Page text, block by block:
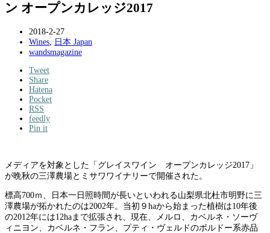
ン オープンカレッジ2017
2018-2-27
Wines
日本 Japan
wandsmagazine
Tweet
Share
Hatena
Pocket
RSS
feedly
Pin it
メディアを対象とした「グレイスワイン オープンカレッジ2017」
が晩秋の三澤農場とミサワワイナリーで開催された。
標高700ｍ、日本一日照時間が長いといわれる山梨県北杜市明野に三
澤農場が拓かれたのは2002年。当初９haから始まった植樹は10年後
の2012年には12haまで拡張され、現在、メルロ、カベルネ・ソーヴ
ィニヨン、カベルネ・フラン、プティ・ヴェルドのボルドー系赤品